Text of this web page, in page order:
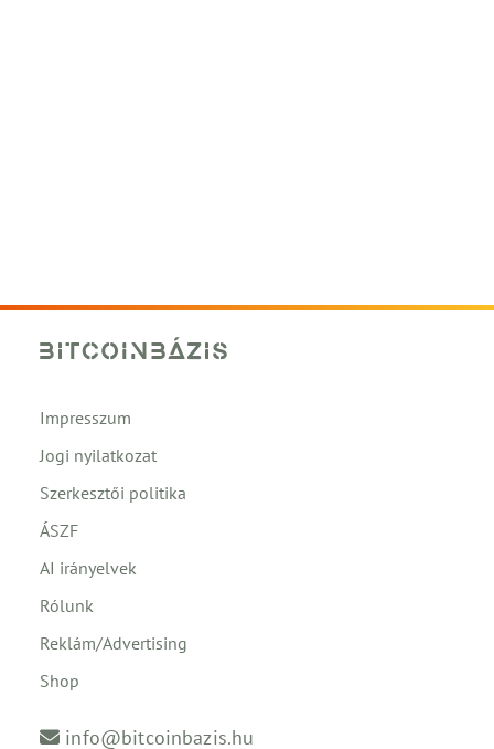
Impresszum
Jogi nyilatkozat
Szerkesztői politika
ÁSZF
AI irányelvek
Rólunk
Reklám/Advertising
Shop
info@bitcoinbazis.hu